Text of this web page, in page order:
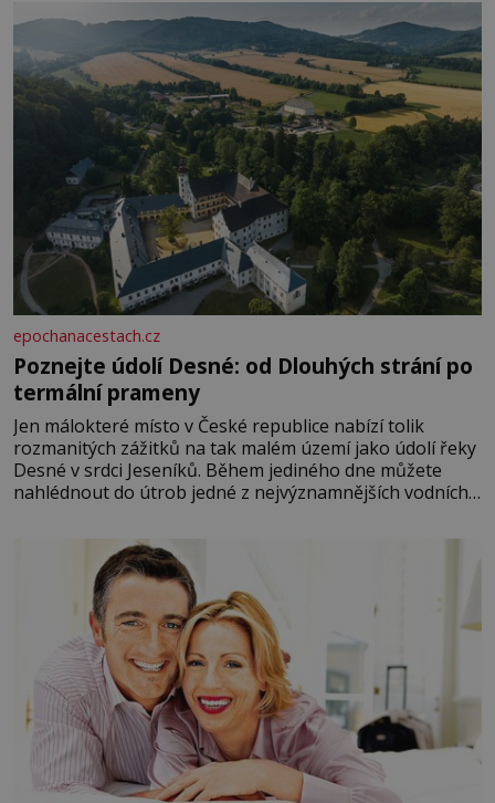
epochanacestach.cz
Poznejte údolí Desné: od Dlouhých strání po
termální prameny
Jen málokteré místo v České republice nabízí tolik
rozmanitých zážitků na tak malém území jako údolí řeky
Desné v srdci Jeseníků. Během jediného dne můžete
nahlédnout do útrob jedné z nejvýznamnějších vodních
se na koloběžce a den zakončit poznáváním památek ve
Velkých Losinách nebo v termálním